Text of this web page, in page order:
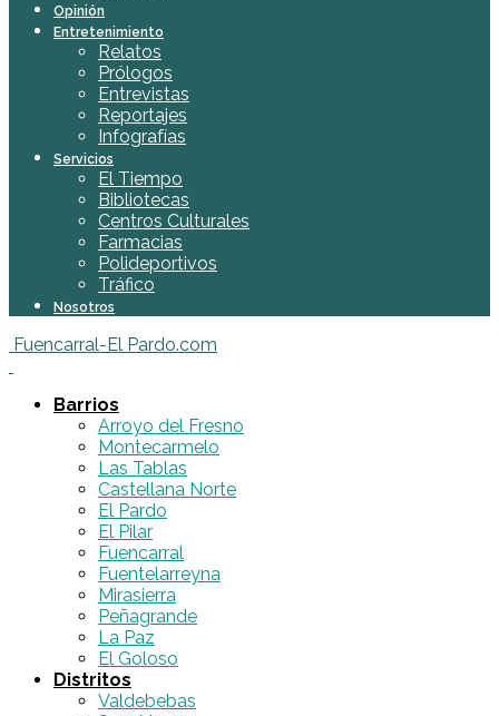
Opinión
Entretenimiento
Relatos
Prólogos
Entrevistas
Reportajes
Infografías
Servicios
El Tiempo
Bibliotecas
Centros Culturales
Farmacias
Polideportivos
Tráfico
Nosotros
Fuencarral-El Pardo.com
Barrios
Arroyo del Fresno
Montecarmelo
Las Tablas
Castellana Norte
El Pardo
El Pilar
Fuencarral
Fuentelarreyna
Mirasierra
Peñagrande
La Paz
El Goloso
Distritos
Valdebebas